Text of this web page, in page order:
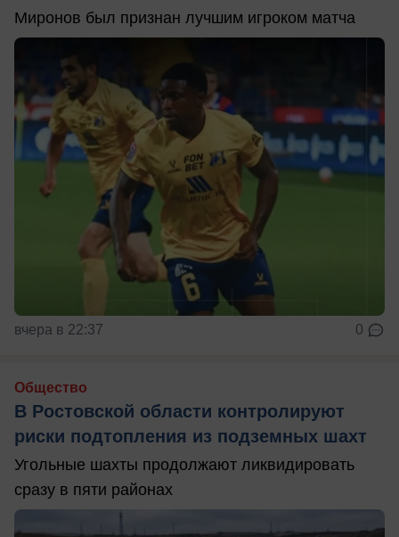
Миронов был признан лучшим игроком матча
вчера в 22:37 0
Общество
В Ростовской области контролируют
риски подтопления из подземных шахт
Угольные шахты продолжают ликвидировать
сразу в пяти районах